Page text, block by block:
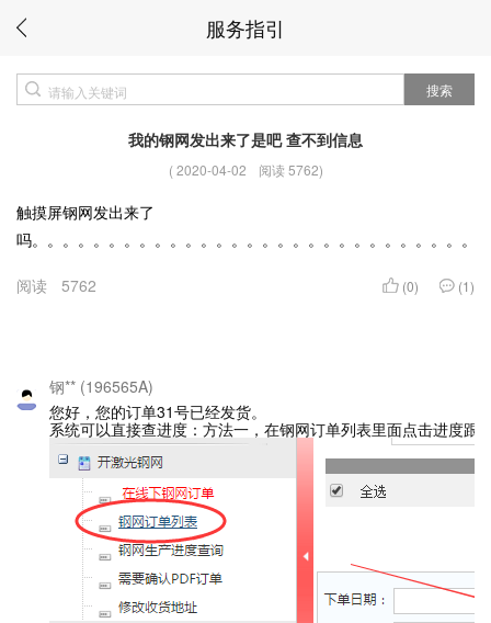
服务指引
搜索
我的钢网发出来了是吧 查不到信息
(2020-04-02 阅读 5762)
触摸屏钢网发出来了
吗。。。。。。。。。。。。。。。。。。。。。。。。。。。。。
阅读 5762 (0) (1)
钢** (196565A)
您好，您的订单31号已经发货。
系统可以直接查进度：方法一，在钢网订单列表里面点击进度跟